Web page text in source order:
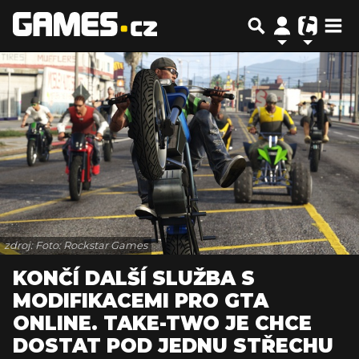
zdroj: Foto: Rockstar Games
KONČÍ DALŠÍ SLUŽBA S
MODIFIKACEMI PRO GTA
ONLINE. TAKE-TWO JE CHCE
DOSTAT POD JEDNU STŘECHU